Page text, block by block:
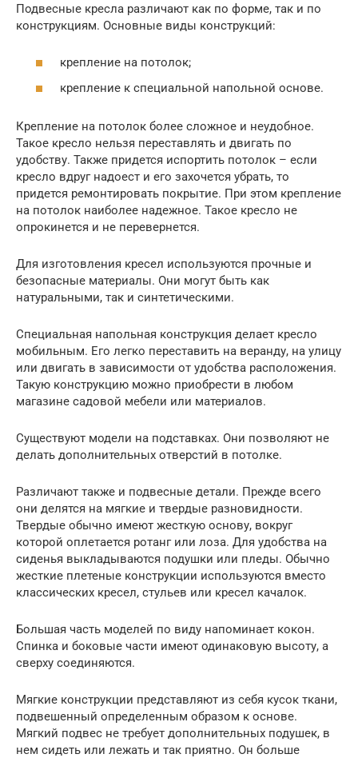
Подвесные кресла различают как по форме, так и по
конструкциям. Основные виды конструкций:
крепление на потолок;
крепление к специальной напольной основе.
Крепление на потолок более сложное и неудобное.
Такое кресло нельзя переставлять и двигать по
удобству. Также придется испортить потолок – если
кресло вдруг надоест и его захочется убрать, то
придется ремонтировать покрытие. При этом крепление
на потолок наиболее надежное. Такое кресло не
опрокинется и не перевернется.
Для изготовления кресел используются прочные и
безопасные материалы. Они могут быть как
натуральными, так и синтетическими.
Специальная напольная конструкция делает кресло
мобильным. Его легко переставить на веранду, на улицу
или двигать в зависимости от удобства расположения.
Такую конструкцию можно приобрести в любом
магазине садовой мебели или материалов.
Существуют модели на подставках. Они позволяют не
делать дополнительных отверстий в потолке.
Различают также и подвесные детали. Прежде всего
они делятся на мягкие и твердые разновидности.
Твердые обычно имеют жесткую основу, вокруг
которой оплетается ротанг или лоза. Для удобства на
сиденья выкладываются подушки или пледы. Обычно
жесткие плетеные конструкции используются вместо
классических кресел, стульев или кресел качалок.
Большая часть моделей по виду напоминает кокон.
Спинка и боковые части имеют одинаковую высоту, а
сверху соединяются.
Мягкие конструкции представляют из себя кусок ткани,
подвешенный определенным образом к основе.
Мягкий подвес не требует дополнительных подушек, в
нем сидеть или лежать и так приятно. Он больше